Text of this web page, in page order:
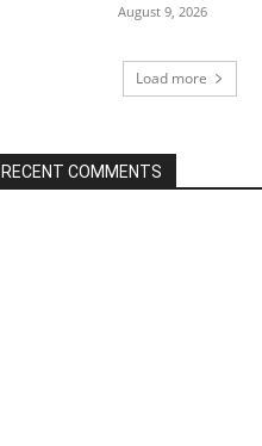
August 9, 2026
Load more
RECENT COMMENTS